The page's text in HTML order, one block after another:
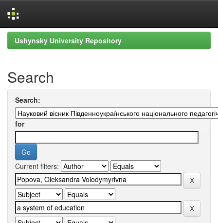
Skip
navigation
Ushynsky University Repository
Search
Search:
for
Current filters: